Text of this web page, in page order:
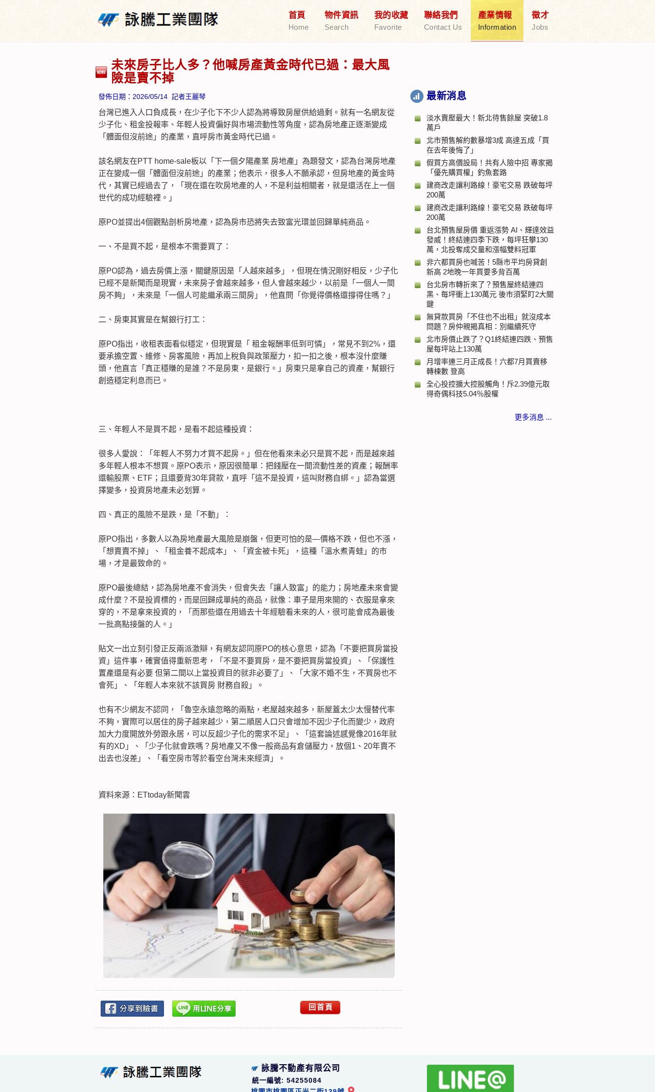
首頁
Home
物件資訊
Search
我的收藏
Favorite
聯絡我們
Contact Us
產業情報
Information
徵才
Jobs
未來房子比人多？他喊房產黃金時代已過：最大風
險是賣不掉
發佈日期： 2026/05/14 記者王麗琴
台灣已進入人口負成長，在少子化下不少人認為將導致房屋供給過剩。就有一名網友從
少子化、租金投報率、年輕人投資偏好與市場流動性等角度，認為房地產正逐漸變成
「體面但沒前途」的產業，直呼房市黃金時代已過。
該名網友在PTT home-sale板以「下一個夕陽產業 房地產」為題發文，認為台灣房地產
正在變成一個「體面但沒前途」的產業；他表示，很多人不願承認，但房地產的黃金時
代，其實已經過去了，「現在還在吹房地產的人，不是利益相關者，就是還活在上一個
世代的成功經驗裡。」
原PO並提出4個觀點剖析房地產，認為房市恐將失去致富光環並回歸單純商品。
一、不是買不起，是根本不需要買了：
原PO認為，過去房價上漲，關鍵原因是「人越來越多」，但現在情況剛好相反，少子化
已經不是新聞而是現實，未來房子會越來越多，但人會越來越少，以前是「一個人一間
房不夠」，未來是「一個人可能繼承兩三間房」，他直問「你覺得價格還撐得住嗎？」
二、房東其實是在幫銀行打工：
原PO指出，收租表面看似穩定，但現實是「 租金報酬率低到可憐」，常見不到2%，還
要承擔空置、維修、房客風險，再加上稅負與政策壓力，扣一扣之後，根本沒什麼賺
頭，他直言「真正穩賺的是誰？不是房東，是銀行。」房東只是拿自己的資產，幫銀行
創造穩定利息而已。
三、年輕人不是買不起，是看不起這種投資：
很多人愛說：「年輕人不努力才買不起房。」但在他看來未必只是買不起，而是越來越
多年輕人根本不想買。原PO表示，原因很簡單：把錢壓在一間流動性差的資產；報酬率
還輸股票、ETF；且還要背30年貸款，直呼「這不是投資，這叫財務自綁。」認為當選
擇變多，投資房地產未必划算。
四、真正的風險不是跌，是「不動」：
原PO指出，多數人以為房地產最大風險是崩盤，但更可怕的是—價格不跌，但也不漲，
「想賣賣不掉」、「租金養不起成本」、「資金被卡死」，這種「溫水煮青蛙」的市
場，才是最致命的。
原PO最後總結，認為房地產不會消失，但會失去「讓人致富」的能力；房地產未來會變
成什麼？不是投資標的，而是回歸成單純的商品，就像：車子是用來開的、衣服是拿來
穿的，不是拿來投資的，「而那些還在用過去十年經驗看未來的人，很可能會成為最後
一批高點接盤的人。」
貼文一出立刻引發正反兩派激辯，有網友認同原PO的核心意思，認為「不要把買房當投
資」這件事，確實值得重新思考，「不是不要買房，是不要把買房當投資」、「保護性
置產還是有必要 但第二間以上當投資目的就非必要了」、「大家不婚不生，不買房也不
會死」、「年輕人本來就不該買房 財務自殺」。
也有不少網友不認同，「魯空永遠忽略的兩點，老屋越來越多，新屋蓋太少太慢替代率
不夠，實際可以居住的房子越來越少，第二順居人口只會增加不因少子化而變少，政府
加大力度開放外勞跟永居，可以反超少子化的需求不足」、「這套論述感覺像2016年就
有的XD」、「少子化就會跌嗎？房地產又不像一般商品有倉儲壓力，放個1、20年賣不
出去也沒差」、「看空房市等於看空台灣未來經濟」。
資料來源：ETtoday新聞雲
回首頁
最新消息
淡水賣壓最大！新北待售餘屋 突破1.8
萬戶
北市預售解約數暴增3成 高達五成「買
在去年後悔了」
假買方高價設局！共有人險中招 專家揭
「優先購買權」釣魚套路
建商改走讓利路線！豪宅交易 跌破每坪
200萬
建商改走讓利路線！豪宅交易 跌破每坪
200萬
台北預售屋房價 重返漲勢 AI、輝達效益
發威！終結連四季下跌，每坪狂攀130
萬，北投奪成交量和漲幅雙料冠軍
非六都買房也喊苦！5縣市平均房貸創
新高 2地晚一年買要多背百萬
台北房市轉折來了？預售屋終結連四
黑、每坪衝上130萬元 後市須緊盯2大關
鍵
無貸款買房「不住也不出租」就沒成本
問題？房仲親揭真相：別繼續死守
北市房價止跌了？Q1終結連四跌、預售
屋每坪站上130萬
月增率連三月正成長！六都7月買賣移
轉棟數 登高
全心投控擴大控股觸角！斥2.39億元取
得奇偶科技5.04％股權
更多消息 ...
詠騰不動產有限公司
統一編號: 54255084